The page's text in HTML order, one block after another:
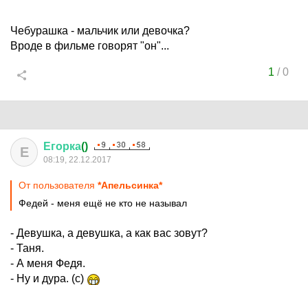
Чебурашка - мальчик или девочка?
Вроде в фильме говорят "он"...
1 /0
Е Егорка()
08:19, 22.12.2017
От пользователя *Апельсинка*
Федей - меня ещё не кто не называл
- Девушка, а девушка, а как вас зовут?
- Таня.
- А меня Федя.
- Ну и дура. (с)